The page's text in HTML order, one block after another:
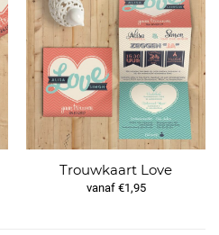
Trouwkaart Love
vanaf €1,95